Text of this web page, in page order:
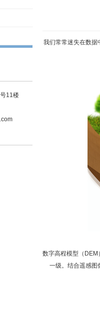
11楼
我们常常迷失在数据
数字高程模型（
一级。结合遥感图